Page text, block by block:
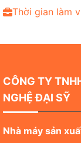
Thời gian làm
CÔNG TY
NGHỆ ĐẠI SỸ
Nhà máy sản